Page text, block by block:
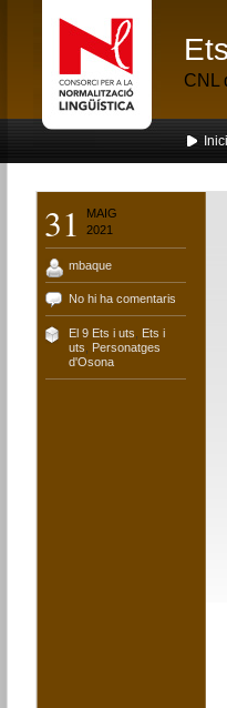
CNL
Inici
31
MAIG
2021
mbaque
No hi ha comentaris
El 9 Ets i uts
Ets i
uts
Personatges
d'Osona